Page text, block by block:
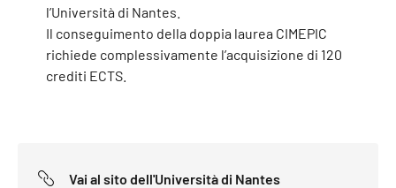
l’Università di Nantes.
Il conseguimento della doppia laurea CIMEPIC
richiede complessivamente l’acquisizione di 120
crediti ECTS.
Vai al sito dell'Università di Nantes